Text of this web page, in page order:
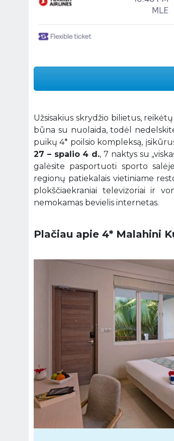
Užsisakius skrydžio bilietus,
būna su nuolaida, todėl
puikų 4* poilsio kompleksą,
27 – spalio 4 d., 7 naktys su
galėsite pasportuoti sporto
regionų patiekalais vietiniame
plokščiaekraniai televizoriai ir
nemokamas bevielis internetas.
Plačiau apie 4* Malahini